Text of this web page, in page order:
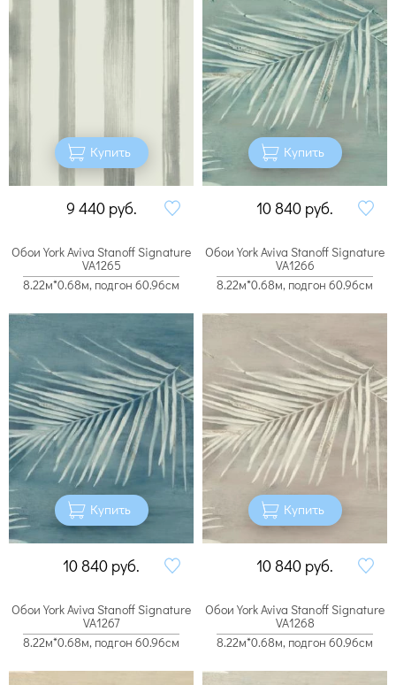
Купить
9 440 руб.
Купить
10 840 руб.
Обои York Aviva Stanoff Signature
VA1265
8.22м*0.68м, подгон 60.96см
Купить
10 840 руб.
Обои York Aviva Stanoff Signature
VA1266
8.22м*0.68м, подгон 60.96см
Купить
10 840 руб.
Обои York Aviva Stanoff Signature
VA1267
8.22м*0.68м, подгон 60.96см
Обои York Aviva Stanoff Signature
VA1268
8.22м*0.68м, подгон 60.96см